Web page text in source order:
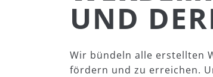
UND
Wir bündeln alle erstellten
fördern und zu erreichen.